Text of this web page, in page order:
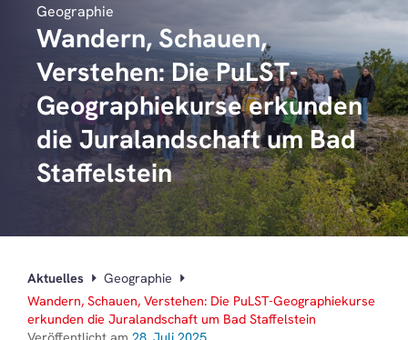
Geographie
Wandern, Schauen,
Verstehen: Die PuLST-
Geographiekurse erkunden
die Juralandschaft um Bad
Staffelstein
Aktuelles
Geographie
Wandern, Schauen, Verstehen: Die PuLST-Geographiekurse
erkunden die Juralandschaft um Bad Staffelstein